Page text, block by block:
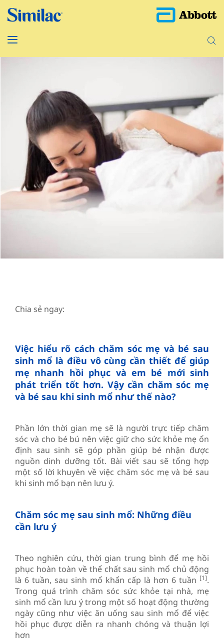
Chia sẻ ngay:
Việc hiểu rõ cách chăm sóc mẹ và bé sau
sinh mổ là điều vô cùng cần thiết để giúp
mẹ nhanh hồi phục và em bé mới sinh
phát triển tốt hơn. Vậy cần chăm sóc mẹ
và bé sau khi sinh mổ như thế nào?
Phần lớn thời gian mẹ sẽ là người trực tiếp chăm
sóc và cho bé bú nên việc giữ cho sức khỏe mẹ ổn
định sau sinh sẽ góp phần giúp bé nhận được
nguồn dinh dưỡng tốt. Bài viết sau sẽ tổng hợp
một số lời khuyên về việc chăm sóc mẹ và bé sau
khi sinh mổ bạn nên lưu ý.
Chăm sóc mẹ sau sinh mổ: Những điều
cần lưu ý
Theo nghiên cứu, thời gian trung bình để mẹ hồi
phục hoàn toàn về thể chất sau sinh mổ chủ động
là 6 tuần, sau sinh mổ khẩn cấp là hơn 6 tuần [1].
Trong quá trình chăm sóc sức khỏe tại nhà, mẹ
sinh mổ cần lưu ý trong một số hoạt động thường
ngày cũng như việc ăn uống sau sinh mổ để việc
hồi phục được diễn ra nhanh chóng và thuận lợi
hơn